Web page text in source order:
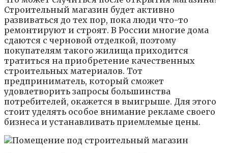
Строительный магазин будет активно
развиваться до тех пор, пока люди что-то
ремонтируют и строят. В России многие дома
сдаются с черновой отделкой, поэтому
покупателям такого жилища приходится
тратиться на приобретение качественных
строительных материалов. Тот
предприниматель, который сможет
удовлетворить запросы большинства
потребителей, окажется в выигрыше. Для этого
стоит уделять особое внимание рекламе своего
бизнеса и устанавливать приемлемые цены.